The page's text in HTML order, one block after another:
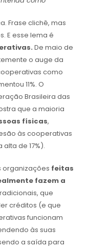
Frase clichê, mas
E esse lema é
De maio de
o auge da
como
11%. O
Brasileira das
que a maioria
físicas,
às cooperativas
alta de 17%).
organizações feitas
fazem a
que
créditos (e que
funcionam
às suas
a saída para